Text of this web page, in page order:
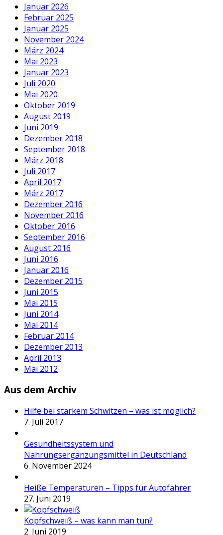
Januar 2026
Februar 2025
Januar 2025
November 2024
März 2024
Mai 2023
Januar 2023
Juli 2020
Mai 2020
Oktober 2019
August 2019
Juni 2019
Dezember 2018
September 2018
März 2018
Juli 2017
April 2017
März 2017
Dezember 2016
November 2016
Oktober 2016
September 2016
August 2016
Juni 2016
Januar 2016
Dezember 2015
Juni 2015
Mai 2015
Juni 2014
Mai 2014
Februar 2014
Dezember 2013
April 2013
Mai 2012
Aus dem Archiv
Hilfe bei starkem Schwitzen – was ist möglich?
7. Juli 2017
Gesundheitssystem und
Nahrungsergänzungsmittel in Deutschland
6. November 2024
Heiße Temperaturen – Tipps für Autofahrer
27. Juni 2019
Kopfschweiß – was kann man tun?
2. Juni 2019